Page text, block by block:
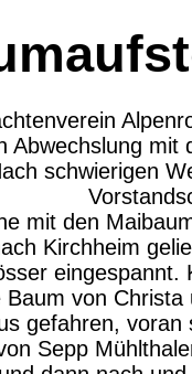
Abwechslung
schwierigen
mit den
Kirchheim
Baum von
gefahren,
Sepp